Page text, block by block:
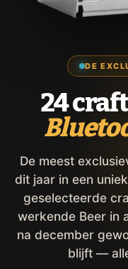
DE
24
De meest
dit jaar in een
geselecteerde
werkende Beer in
na december
blijft —